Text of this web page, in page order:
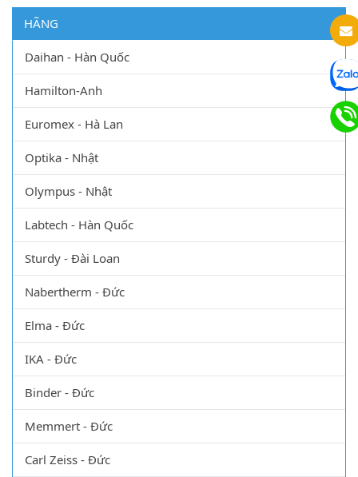
HÃNG
Daihan - Hàn Quốc
Hamilton-Anh
Euromex - Hà Lan
Optika - Nhật
Olympus - Nhật
Labtech - Hàn Quốc
Sturdy - Đài Loan
Nabertherm - Đức
Elma - Đức
IKA - Đức
Binder - Đức
Memmert - Đức
Carl Zeiss - Đức